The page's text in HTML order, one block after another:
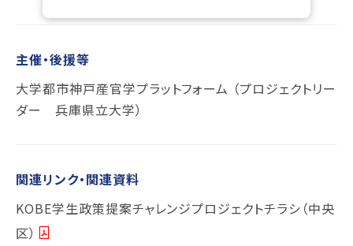
主催・後援等
大学都市神戸産官学プラットフォーム （プロジェクトリー
ダー 兵庫県立大学）
関連リンク・関連資料
KOBE学生政策提案チャレンジプロジェクトチラシ（中央
区）